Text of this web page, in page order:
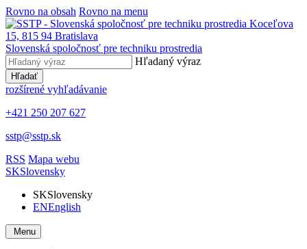
Rovno na obsah Rovno na menu
Slovenská spoločnosť pre techniku prostredia
Hľadaný výraz
Hľadať
rozšírené vyhľadávanie
+421 250 207 627
sstp@sstp.sk
RSS Mapa webu
SKSlovensky
SKSlovensky
ENEnglish
Menu